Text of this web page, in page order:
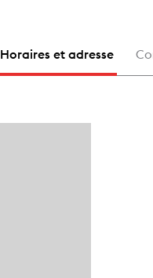
Horaires et adresse